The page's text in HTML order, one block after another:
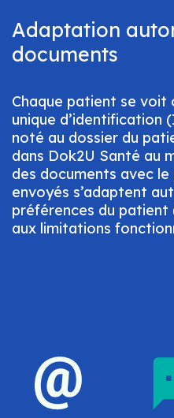
Adaptation
documents
Chaque patient se
unique d’identification
noté au dossier du
dans Dok2U Santé au
des documents avec
envoyés s’adaptent
préférences du
aux limitations